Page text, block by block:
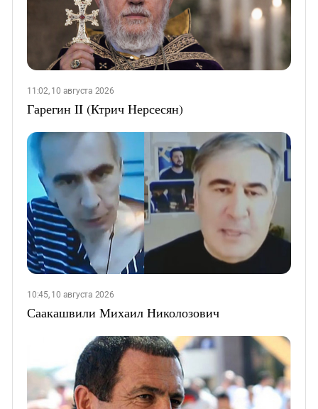
11:02, 10 августа 2026
Гарегин II (Ктрич Нерсесян)
10:45, 10 августа 2026
Саакашвили Михаил Николозович